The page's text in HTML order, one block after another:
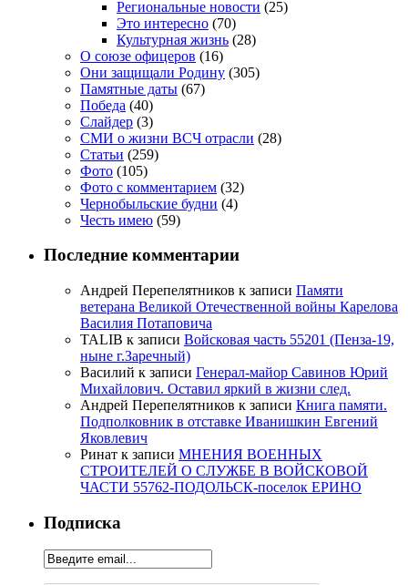
Региональные новости (25)
Это интересно (70)
Культурная жизнь (28)
О союзе офицеров (16)
Они защищали Родину (305)
Памятные даты (67)
Победа (40)
Слайдер (3)
СМИ о жизни ВСЧ отрасли (28)
Статьи (259)
Фото (105)
Фото с комментарием (32)
Чернобыльские будни (4)
Честь имею (59)
Последние комментарии
Андрей Перепелятников к записи Памяти
ветерана Великой Отечественной войны Карелова
Василия Потаповича
TALIB к записи Войсковая часть 55201 (Пенза-19,
ныне г.Заречный)
Василий к записи Генерал-майор Савинов Юрий
Михайлович. Оставил яркий в жизни след.
Андрей Перепелятников к записи Книга памяти.
Подполковник в отставке Иванишкин Евгений
Яковлевич
Ринат к записи МНЕНИЯ ВОЕННЫХ
СТРОИТЕЛЕЙ О СЛУЖБЕ В ВОЙСКОВОЙ
ЧАСТИ 55762-ПОДОЛЬСК-поселок ЕРИНО
Подписка